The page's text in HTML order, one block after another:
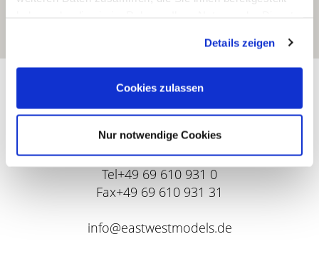
Details zeigen
Cookies zulassen
Nur notwendige Cookies
East West Models
Hanauer Landstr. 135
60314 Frankfurt am Main
Tel+49 69 610 931 0
Fax+49 69 610 931 31
info@eastwestmodels.de